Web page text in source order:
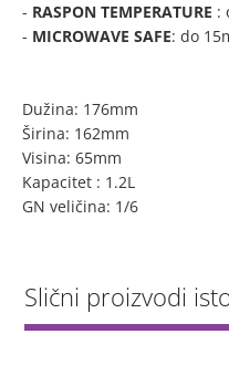
- RASPON TEMPERATURE :
- MICROWAVE SAFE: do
Dužina: 176mm
Širina: 162mm
Visina: 65mm
Kapacitet : 1.2L
GN veličina: 1/6
Slični proizvodi